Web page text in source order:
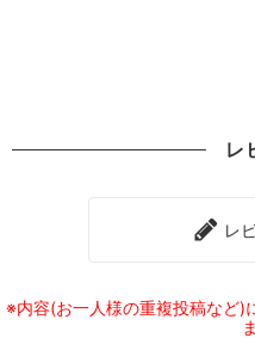
レ
レ
※内容(お一人様の重複投稿など)